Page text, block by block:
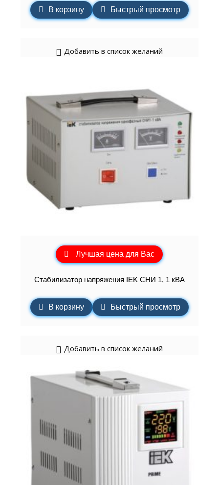
В корзину Быстрый просмотр
Добавить в список желаний
Лучшая цена для Вас
Стабилизатор напряжения IEK СНИ 1, 1 кВА
В корзину Быстрый просмотр
Добавить в список желаний